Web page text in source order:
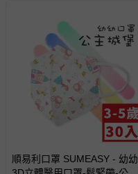
順易利口罩 SUMEASY - 幼幼